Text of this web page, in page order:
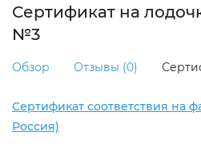
Сертификат на
№3
Обзор Отзывы (0)
Сертификат соответствия на
Россия)